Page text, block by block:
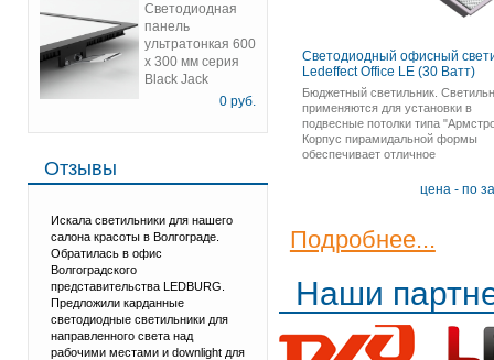
Светодиодная
панель
ультратонкая 600
х 300 мм серия
Black Jack
0руб.
Отзывы
Искала светильники для нашего
салона красоты в Волгограде.
Обратилась в офис
Волгоградского
представительства LEDBURG.
Предложили карданные
светодиодные светильники для
направленного света над
рабочими местами и downlight для
Светодиодный офисный
Ledeffect Office LE (30 Ватт)
Бюджетный светильник.
применяются для установки в
подвесные потолки типа
Корпус пирамидальной формы
обеспечивает отличное
обеспечивает отличный
Потребляемая мощность 30 Вт.
цена - по
Подробнее...
Наши